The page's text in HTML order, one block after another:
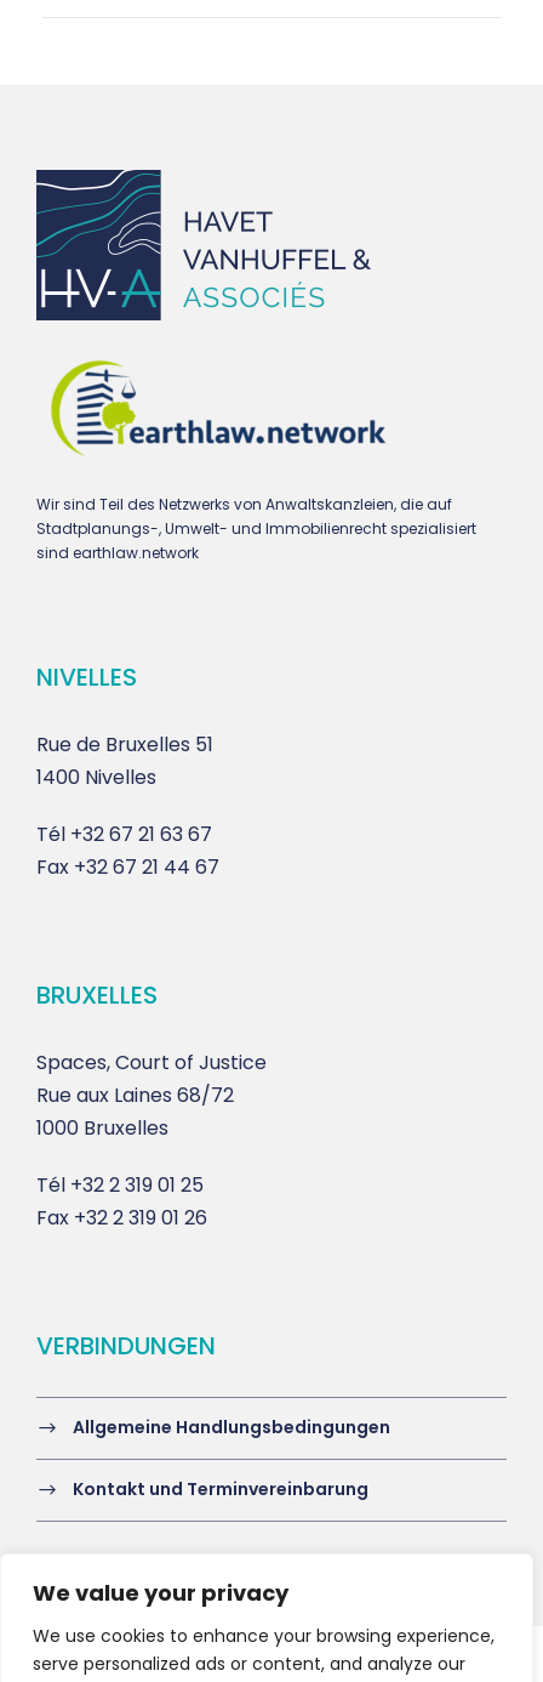
We value your privacy
We use cookies to enhance your browsing experience,
serve personalized ads or content, and analyze our
Wir sind Teil des Netzwerks von Anwaltskanzleien, die auf
Stadtplanungs-, Umwelt- und Immobilienrecht spezialisiert
sind earthlaw.network
NIVELLES
Rue de Bruxelles 51
1400 Nivelles
Tél +32 67 21 63 67
Fax +32 67 21 44 67
BRUXELLES
Spaces, Court of Justice
Rue aux Laines 68/72
1000 Bruxelles
Tél +32 2 319 01 25
Fax +32 2 319 01 26
VERBINDUNGEN
Allgemeine Handlungsbedingungen
Kontakt und Terminvereinbarung
Copyright 2021 HV-A, All Right Reserved